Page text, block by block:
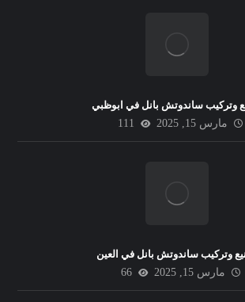
وتركيب ساندوتش بانل في ابوظبي
مارس 15, 2025
111
وتركيب ساندوتش بانل في العين
مارس 15, 2025
66